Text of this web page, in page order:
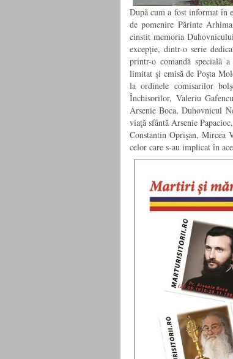
După cum a fost informat în
de pomenire Părinte
cinstit memoria
excepţie, dintr-o serie
printr-o comandă specială
limitat şi emisă de Poşta
la ordinele comisarilor
Închisorilor, Valeriu
Arsenie Boca, Duhovnicul
viaţă sfântă Arsenie
Constantin Oprişan, Mircea
celor care s-au implicat în